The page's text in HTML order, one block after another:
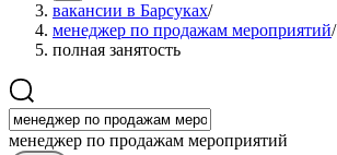
вакансии в Барсуках/
менеджер по продажам мероприятий/
полная занятость
менеджер по продажам мероприятий